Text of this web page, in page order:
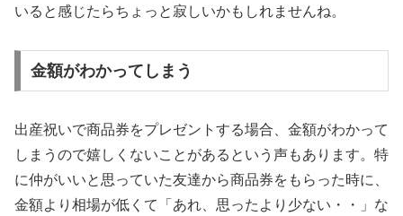
いると感じたらちょっと寂しいかもしれませんね。
金額がわかってしまう
出産祝いで商品券をプレゼントする場合、金額がわかって
しまうので嬉しくないことがあるという声もあります。特
に仲がいいと思っていた友達から商品券をもらった時に、
金額より相場が低くて「あれ、思ったより少ない・・」な